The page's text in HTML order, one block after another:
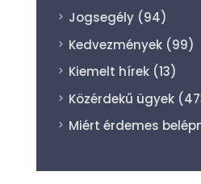
Jogsegély (94)
Kedvezmények (99)
Kiemelt hírek (13)
Közérdekű ügyek
Miért érdemes